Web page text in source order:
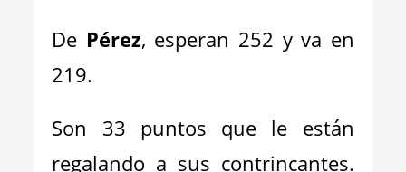
De Pérez, esperan 252 y va en
219.
Son 33 puntos que le están
regalando a sus contrincantes.